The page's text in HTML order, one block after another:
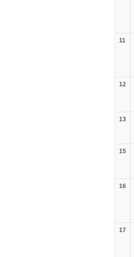
11
12
13
15
16
17